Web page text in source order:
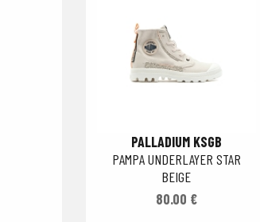
PALLADIUM KSGB
PAMPA UNDERLAYER STAR
BEIGE
80.00 €